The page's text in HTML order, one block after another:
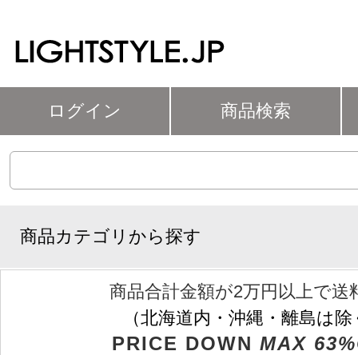
ログイン 商品検索
商品カテゴリから探す
商品合計金額が2万円以上で送
（北海道内・沖縄・離島は
PRICE DOWN MAX